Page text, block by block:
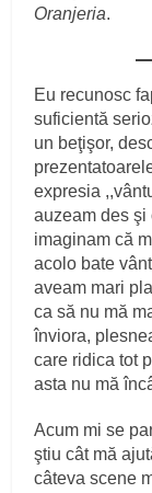
Oranjeria.
Eu recunosc
suficientă
un beţişor,
expresia
auzeam des şi
imaginam că
acolo bate
aveam mari
ca să nu mă
înviora,
care ridica tot
asta nu mă
Acum mi se
ştiu cât mă
câteva scene